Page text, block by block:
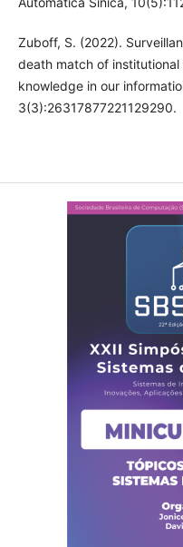
Zuboff, S. (2022).
death match of
knowledge in our
3(3):26317877221129290.